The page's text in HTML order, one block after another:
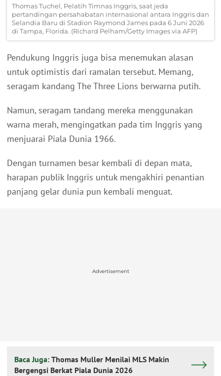
Thomas Tuchel, Pelatih Timnas Inggris, saat jeda
pertandingan persahabatan internasional antara Inggris dan
Selandia Baru di Stadion Raymond James pada 6 Juni 2026
di Tampa, Florida. (Richard Pelham/Getty Images via AFP)
Pendukung Inggris juga bisa menemukan alasan
untuk optimistis dari ramalan tersebut. Memang,
seragam kandang The Three Lions berwarna putih.
Namun, seragam tandang mereka menggunakan
warna merah, mengingatkan pada tim Inggris yang
menjuarai Piala Dunia 1966.
Dengan turnamen besar kembali di depan mata,
harapan publik Inggris untuk mengakhiri penantian
panjang gelar dunia pun kembali menguat.
Advertisement
Baca Juga: Thomas Muller Menilai MLS Makin
Bergengsi Berkat Piala Dunia 2026